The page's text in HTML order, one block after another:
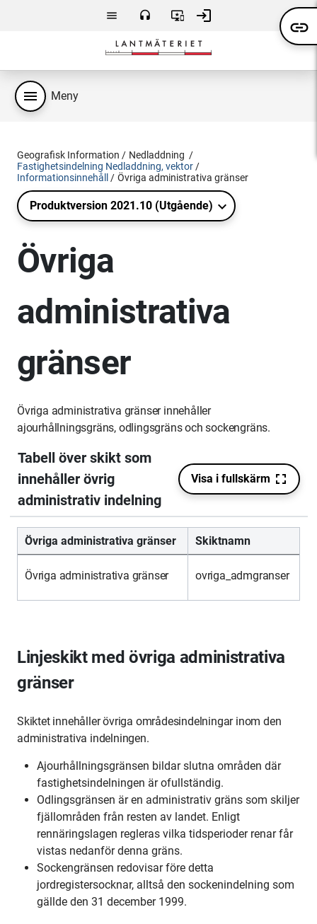
Hoppa till huvudsakligt innehåll
menu headset
oss
important_devices login
in
menu Meny
Geografisk Information
Nedladdning
Fastighetsindelning Nedladdning, vektor
Informationsinnehåll
Övriga administrativa gränser
Produktversion 2021.10 (Utgående)
Övriga
administrativa
gränser
Övriga administrativa gränser innehåller
ajourhållningsgräns, odlingsgräns och sockengräns.
Övriga administrativa gränser Skiktnamn
Övriga administrativa gränser ovriga_admgranser
Linjeskikt med övriga administrativa
gränser
Skiktet innehåller övriga områdesindelningar inom den
administrativa indelningen.
Ajourhållningsgränsen bildar slutna områden där
fastighetsindelningen är ofullständig.
Odlingsgränsen är en administrativ gräns som skiljer
fjällområden från resten av landet. Enligt
rennäringslagen regleras vilka tidsperioder renar får
vistas nedanför denna gräns.
Sockengränsen redovisar före detta
jordregistersocknar, alltså den sockenindelning som
gällde den 31 december 1999.
link